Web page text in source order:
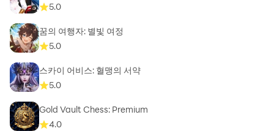
5.0
꿈의 여행자: 별빛 여정
5.0
스카이 어비스: 혈맹의 서약
5.0
Gold Vault Chess: Premium
4.0